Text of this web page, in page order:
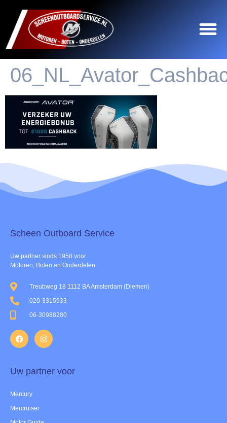
Scheen Outboard Service​
Uw partner sinds 1958 voor
Motoren, Boten en Onderdelen
Treubweg 18 1112 BA Amsterdam (Diemen)
020-3315933
06-30988280
Uw partner voor
Mercury
Mercruiser